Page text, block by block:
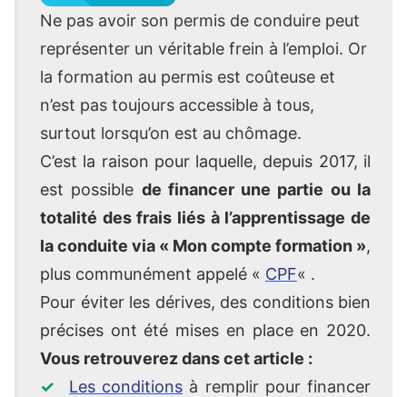
Ne pas avoir son permis de conduire peut
représenter un véritable frein à l’emploi. Or
la formation au permis est coûteuse et
n’est pas toujours accessible à tous,
surtout lorsqu’on est au chômage.
C’est la raison pour laquelle, depuis 2017, il
est possible de financer une partie ou la
totalité des frais liés à l’apprentissage de
la conduite via « Mon compte formation »,
plus communément appelé « CPF« .
Pour éviter les dérives, des conditions bien
précises ont été mises en place en 2020.
Vous retrouverez dans cet article :
Les conditions à remplir pour financer